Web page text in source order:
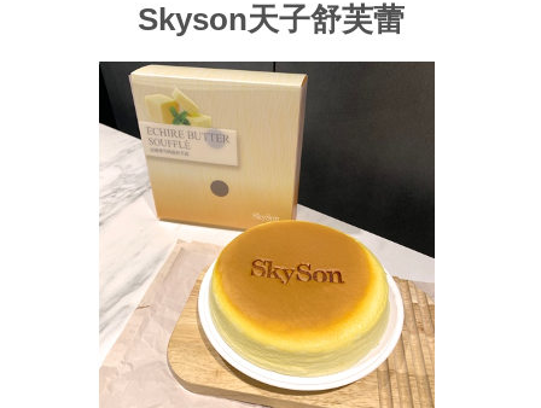
Skyson天子舒芙蕾